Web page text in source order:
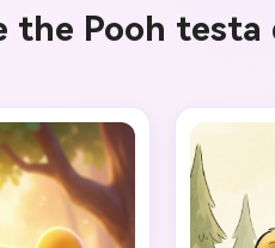
the Pooh testa